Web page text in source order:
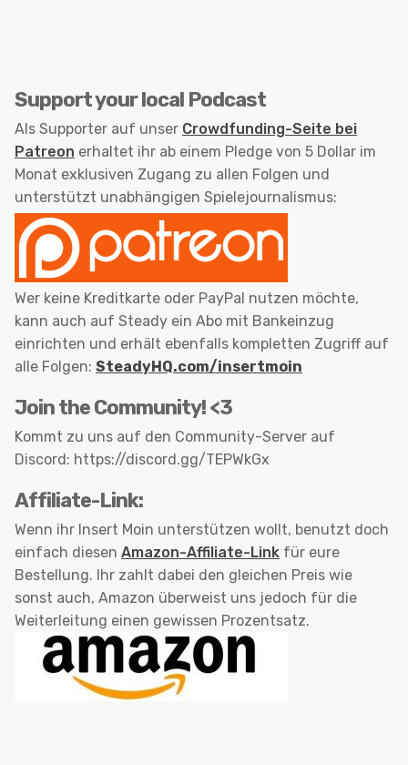
Support your local Podcast
Als Supporter auf unser Crowdfunding-Seite bei
Patreon erhaltet ihr ab einem Pledge von 5 Dollar im
Monat exklusiven Zugang zu allen Folgen und
unterstützt unabhängigen Spielejournalismus:
Wer keine Kreditkarte oder PayPal nutzen möchte,
kann auch auf Steady ein Abo mit Bankeinzug
einrichten und erhält ebenfalls kompletten Zugriff auf
alle Folgen: SteadyHQ.com/insertmoin
Join the Community! <3
Kommt zu uns auf den Community-Server auf
Discord: https://discord.gg/TEPWkGx
Affiliate-Link:
Wenn ihr Insert Moin unterstützen wollt, benutzt doch
einfach diesen Amazon-Affiliate-Link für eure
Bestellung. Ihr zahlt dabei den gleichen Preis wie
sonst auch, Amazon überweist uns jedoch für die
Weiterleitung einen gewissen Prozentsatz.